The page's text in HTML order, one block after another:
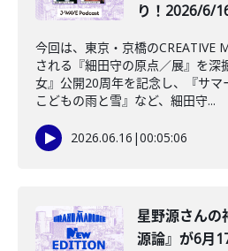
り！2026/6/
今回は、東京・京橋のCREATIVE
される『細田守の原点／展』を深
女』公開20周年を記念し、『サマ
こどもの雨と雪』など、細田守...
2026.06.16 |00:05:06
星野源さんの
源論』が6月